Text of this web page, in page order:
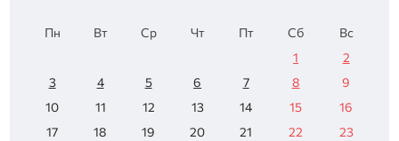
Пн Вт Ср Чт Пт Сб
Вс
1
2
3
4 5 6 7 8
9
10
11 12 13 14 15
16
17
18 19 20 21 22
23